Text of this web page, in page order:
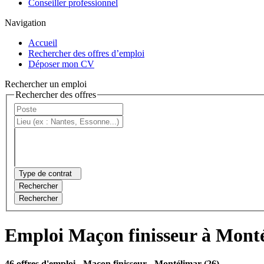
Conseiller professionnel
Navigation
Accueil
Rechercher des offres d’emploi
Déposer mon CV
Rechercher un emploi
Rechercher des offres
Type de contrat
Rechercher
Rechercher
Emploi Maçon finisseur à